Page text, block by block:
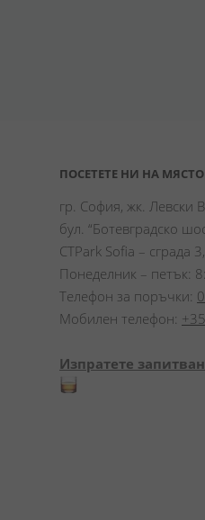
ПОСЕТЕТЕ НИ НА МЯСТО
гр. София, жк. Левски
бул. “Ботевградско
CTPark Sofia – сграда
Понеделник – петък:
Телефон за поръчки:
Мобилен телефон:
Изпратете